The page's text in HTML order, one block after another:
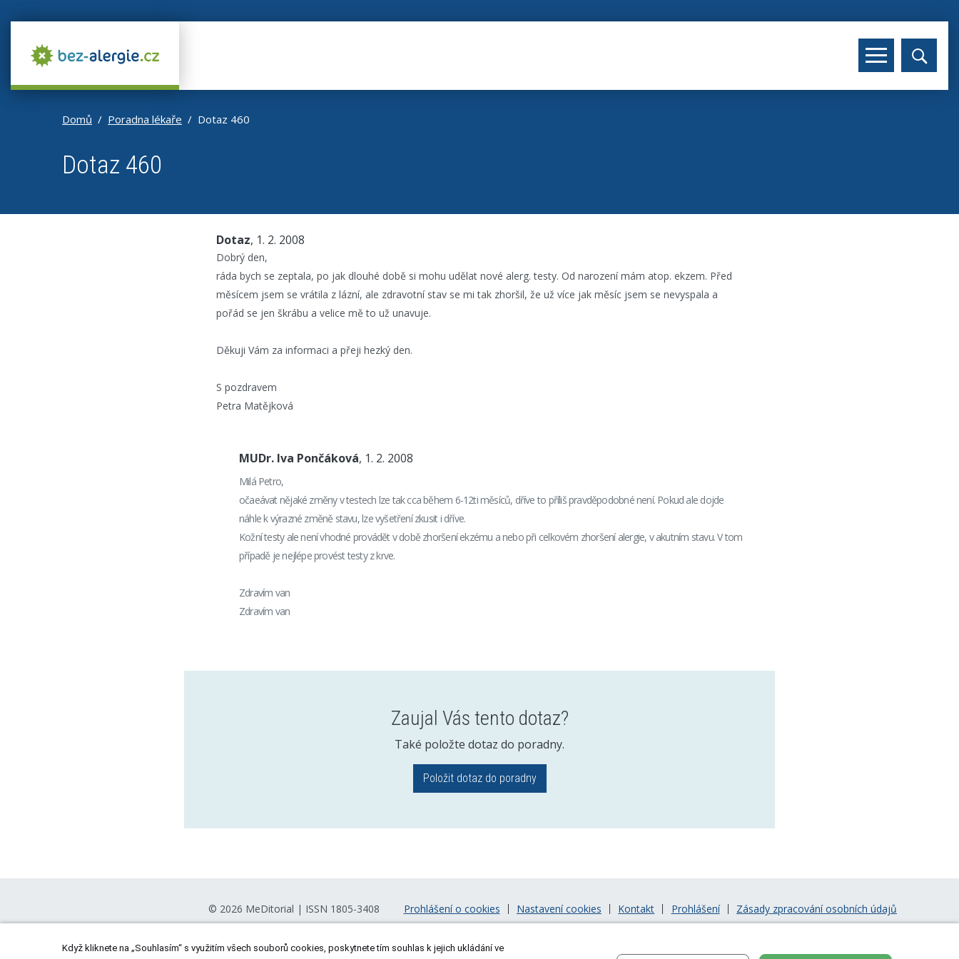
Domů Poradna lékaře Dotaz 460
Dotaz 460
Dotaz, 1. 2. 2008
Dobrý den,
ráda bych se zeptala, po jak dlouhé době si mohu udělat nové alerg. testy. Od narození mám atop. ekzem. Před
měsícem jsem se vrátila z lázní, ale zdravotní stav se mi tak zhoršil, že už více jak měsíc jsem se nevyspala a
pořád se jen škrábu a velice mě to už unavuje.
Děkuji Vám za informaci a přeji hezký den.
S pozdravem
Petra Matějková
MUDr. Iva Pončáková, 1. 2. 2008
Milá Petro,
očaeávat nějaké změny v testech lze tak cca během 6-12ti měsíců, dříve to příliš pravděpodobné není. Pokud ale dojde
náhle k výrazné změně stavu, lze vyšetření zkusit i dříve.
Kožní testy ale není vhodné provádět v době zhoršení ekzému a nebo při celkovém zhoršení alergie, v akutním stavu. V tom
případě je nejlépe provést testy z krve.
Zdravím van
Zdravím van
Zaujal Vás tento dotaz?
Také položte dotaz do poradny.
Položit dotaz do poradny
© 2026 MeDitorial | ISSN 1805-3408 Prohlášení o cookies Nastavení cookies Kontakt Prohlášení Zásady zpracování osobních údajů
Když kliknete na „Souhlasím“ s využitím všech souborů cookies, poskytnete tím souhlas k jejich ukládání ve